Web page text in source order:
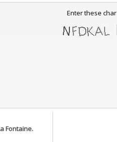
Enter these
Fontaine.